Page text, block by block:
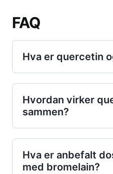
FAQ
Hva er quercetin
Hvordan virker
sammen?
Hva er anbefalt
med bromelain?